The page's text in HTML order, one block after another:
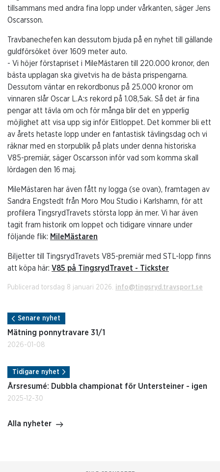
tillsammans med andra fina lopp under vårkanten, säger Jens
Oscarsson.
Travbanechefen kan dessutom bjuda på en nyhet till gällande
guldförsöket över 1609 meter auto.
- Vi höjer förstapriset i MileMästaren till 220.000 kronor, den
bästa upplagan ska givetvis ha de bästa prispengarna.
Dessutom väntar en rekordbonus på 25.000 kronor om
vinnaren slår Oscar L.A:s rekord på 1.08,5ak. Så det är fina
pengar att tävla om och för många blir det en ypperlig
möjlighet att visa upp sig inför Elitloppet. Det kommer bli ett
av årets hetaste lopp under en fantastisk tävlingsdag och vi
räknar med en storpublik på plats under denna historiska
V85-premiär, säger Oscarsson inför vad som komma skall
lördagen den 16 maj.
MileMästaren har även fått ny logga (se ovan), framtagen av
Sandra Engstedt från Moro Mou Studio i Karlshamn, för att
profilera TingsrydTravets största lopp än mer. Vi har även
tagit fram historik om loppet och tidigare vinnare under
följande flik: MileMästaren
Biljetter till TingsrydTravets V85-premiär med STL-lopp finns
att köpa här: V85 på TingsrydTravet - Tickster
Publicerad torsdag 8 januari 2026. info@tingsryd.travsport.se
Senare nyhet
Mätning ponnytravare 31/1
2026-01-08
Tidigare nyhet
Årsresumé: Dubbla championat för Untersteiner - igen
2025-12-30
Alla nyheter